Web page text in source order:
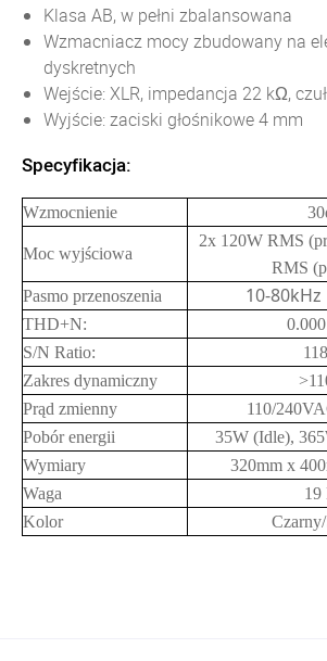
Klasa AB, w pełni zbalansowana
Wzmacniacz mocy zbudowany na
dyskretnych
Wejście: XLR, impedancja 22 kΩ,
Wyjście: zaciski głośnikowe 4 mm
Specyfikacja:
Wzmocnienie
Moc wyjściowa
2x 120W RMS
RMS
Pasmo przenoszenia
10-80kHz
THD+N:
S/N Ratio:
Zakres dynamiczny
Prąd zmienny
110/
Pobór energii
35W (Idle),
Wymiary
320mm x
Waga
19
Kolor